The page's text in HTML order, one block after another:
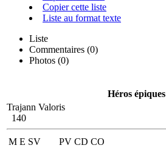
Copier cette liste
Liste au format texte
Liste
Commentaires (0)
Photos (0)
Héros épiques
Trajann Valoris
140
M E SV PV CD CO